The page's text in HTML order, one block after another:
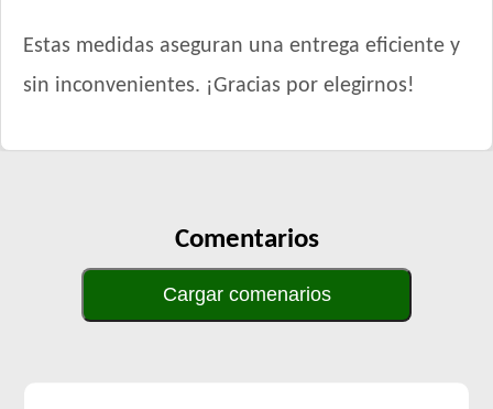
Estas medidas aseguran una entrega eficiente y
sin inconvenientes. ¡Gracias por elegirnos!
Comentarios
Cargar comenarios